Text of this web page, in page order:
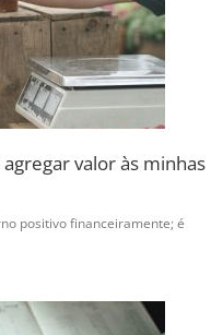
valor às minhas
positivo financeiramente; é